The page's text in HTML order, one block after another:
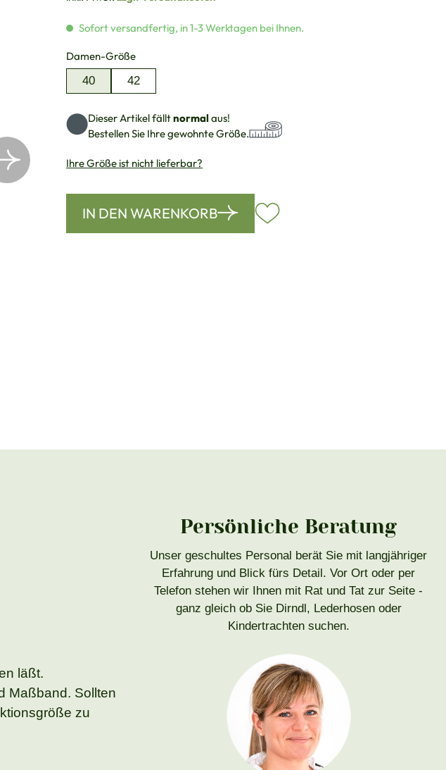
Sofort versandfertig, in 1-3 Werktagen bei Ihnen.
Damen-Größeauswählen
40
42
Dieser Artikel fälltnormalaus!
Bestellen Sie Ihre gewohnte Größe.
Ihre Größe ist nicht lieferbar?
IN DEN WARENKORB
läßt.
Maßband. Sollten
zu
Persönliche Beratung
Unser geschultes Personal berät Sie mit langjähriger
Erfahrung und Blick fürs Detail. Vor Ort oder per
Telefon stehen wir Ihnen mit Rat und Tat zur Seite -
ganz gleich ob Sie Dirndl, Lederhosen oder
Kindertrachten suchen.